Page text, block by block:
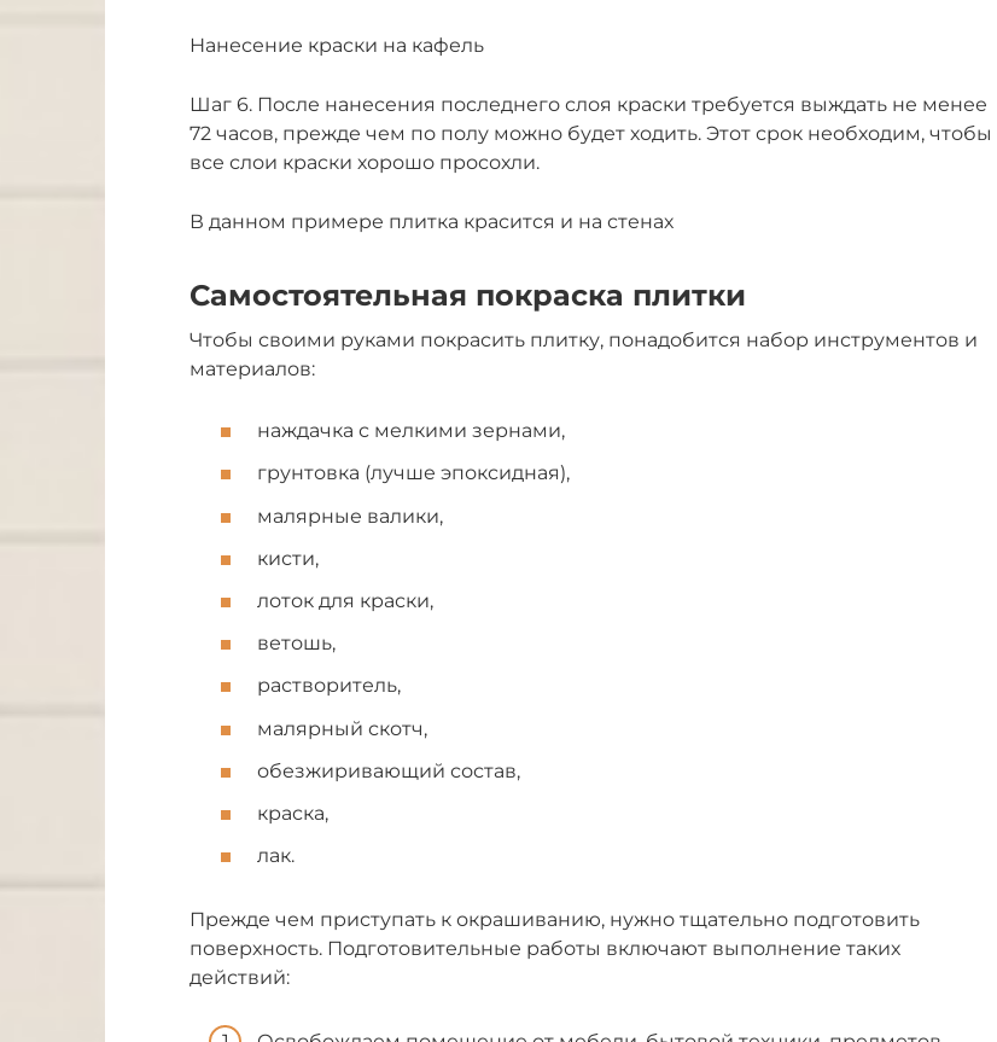
Нанесение краски на кафель
Шаг 6. После нанесения последнего слоя краски требуется выждать не менее
72 часов, прежде чем по полу можно будет ходить. Этот срок необходим, чтобы
все слои краски хорошо просохли.
В данном примере плитка красится и на стенах
Самостоятельная покраска плитки
Чтобы своими руками покрасить плитку, понадобится набор инструментов и
материалов:
наждачка с мелкими зернами,
грунтовка (лучше эпоксидная),
малярные валики,
кисти,
лоток для краски,
ветошь,
растворитель,
малярный скотч,
обезжиривающий состав,
краска,
лак.
Прежде чем приступать к окрашиванию, нужно тщательно подготовить
поверхность. Подготовительные работы включают выполнение таких
действий: